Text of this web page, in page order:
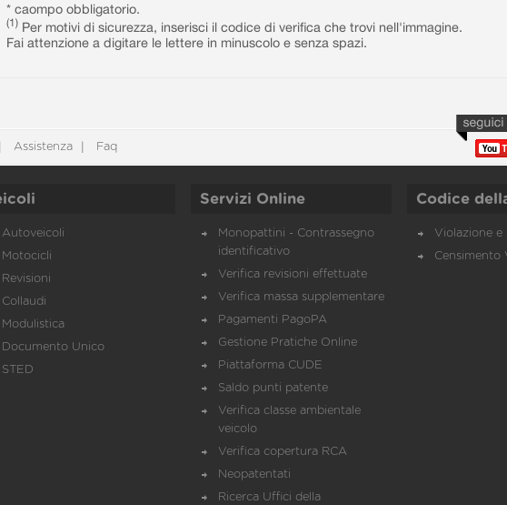
* caompo obbligatorio.
(1) Per motivi di sicurezza, inserisci il codice di verifica che trovi nell'immagine.
Fai attenzione a digitare le lettere in minuscolo e senza spazi.
Assistenza Faq
Autoveicoli
Motocicli
Revisioni
Collaudi
Modulistica
Documento Unico
STED
Servizi Online
Monopattini - Contrassegno
identificativo
Verifica revisioni effettuate
Verifica massa supplementare
Pagamenti PagoPA
Gestione Pratiche Online
Piattaforma CUDE
Saldo punti patente
Verifica classe ambientale
veicolo
Verifica copertura RCA
Neopatentati
Ricerca Uffici della
Codice
Violazione e
Censimento